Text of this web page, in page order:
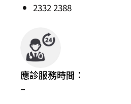
2332 2388
應診服務時間：
–